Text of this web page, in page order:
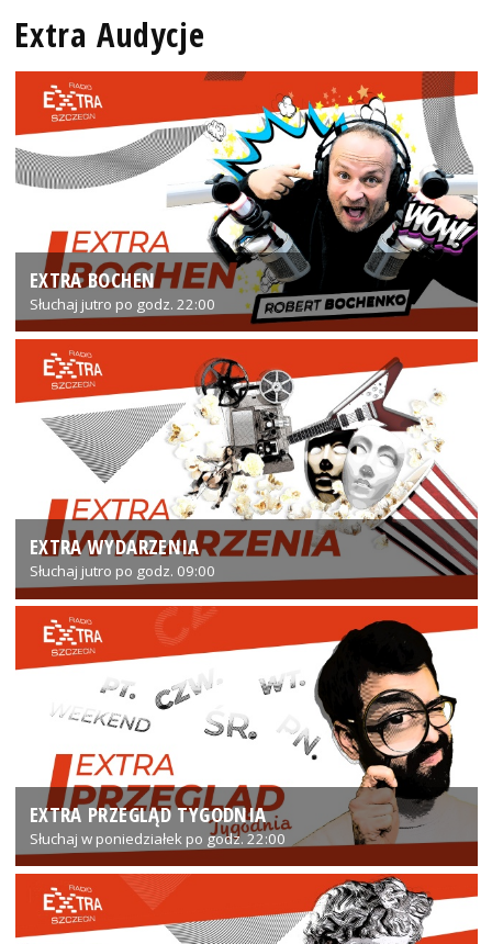
Extra Audycje
EXTRA BOCHEN
Słuchaj jutro po godz. 22:00
EXTRA WYDARZENIA
Słuchaj jutro po godz. 09:00
EXTRA PRZEGLĄD TYGODNIA
Słuchaj w poniedziałek po godz. 22:00